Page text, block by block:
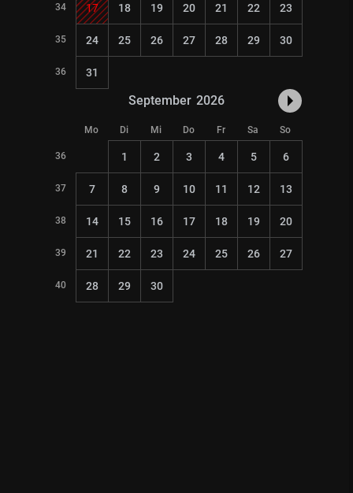
34 17 18 19 20 21 22 23
35 24 25 26 27 28 29 30
36 31
September 2026
Mo Di Mi Do Fr Sa So
36 1 2 3 4 5 6
37 7 8 9 10 11 12 13
38 14 15 16 17 18 19 20
39 21 22 23 24 25 26 27
40 28 29 30